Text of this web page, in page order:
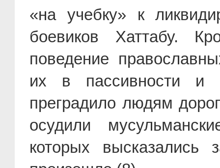
«на учебку» к
боевиков Хаттабу.
поведение
их в пассивности и
преградило людям
осудили
которых высказались